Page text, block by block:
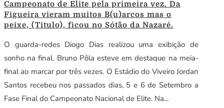
Campeonato de Elite pela primeira vez. Da
Figueira vieram muitos B(u)arcos mas o
peixe, (Titulo), ficou no Sótão da Nazaré.
O guarda-redes Diogo Dias realizou uma exibição de
sonho na final. Bruno Pôla esteve em destaque na meia-
final ao marcar por três vezes. O Estádio do Viveiro Jordan
Santos recebeu nos passados dias, 5 e 6 de Setembro a
Fase Final do Campeonato Nacional de Elite. Na...